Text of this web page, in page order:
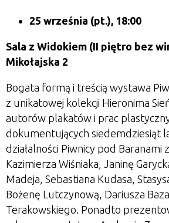
25 września (pt.), 18:00
Sala z Widokiem (II piętro bez
Mikołajska 2
Bogata formą i treścią wystawa
z unikatowej kolekcji Hieronima
autorów plakatów i prac
dokumentujących siedemdziesiąt
działalności Piwnicy pod Baranami
Kazimierza Wiśniaka, Janinę
Madeja, Sebastiana Kudasa,
Bożenę Lutczynową, Dariusza
Terakowskiego. Ponadto